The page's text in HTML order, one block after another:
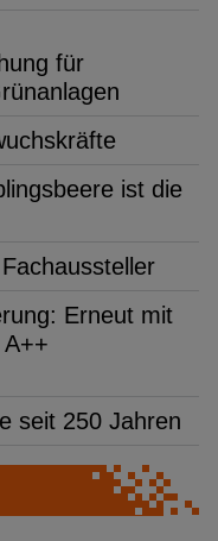
für
ist die
Erneut mit
seit 250 Jahren